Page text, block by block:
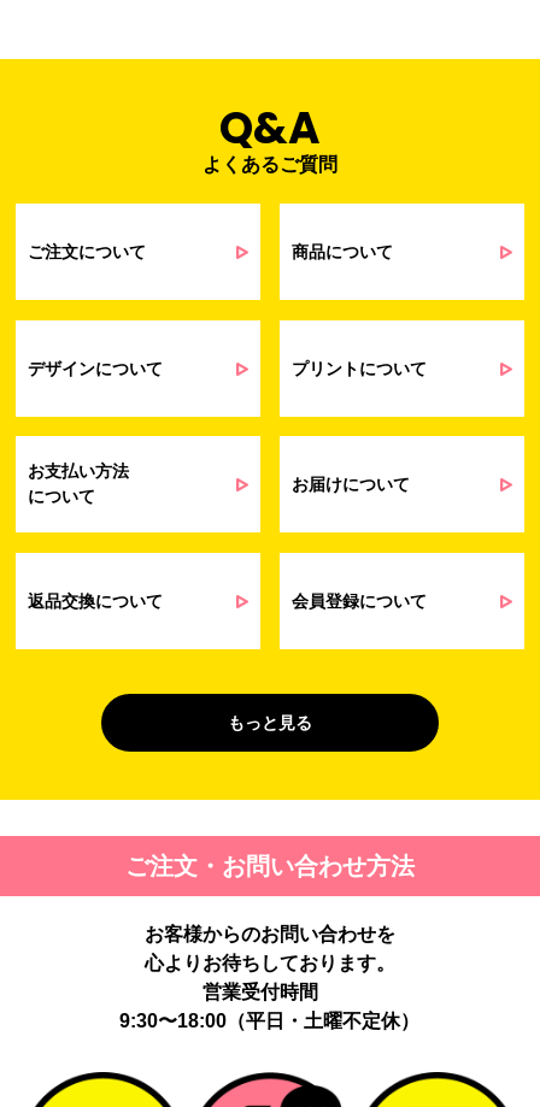
正当な事業遂行の範囲内で利用いたします。
個人情報の利用目的
会員管理業務
当社通信販売における受発注業務のため
るアンケート等の収集・分析・統計のため
せ業務に関するお取引先様との業務連絡や
契約・請求等の一連の手続きのため
提供するサービス（サポート業務を含む）
は営業およびマーケティング活動（セミナ
ターなど）に関連する情報を、電子メー
問い合わせへの対応のため
た場合のご対応のため
受託業務
（間接取得）
契約した小売店より委託された先への納
４. 個人情報を第三者に提供することが予定される場合の事項
第三者に提供する目的：パーソナライズ広告配信および効果測定・
最適化のため。
提供する個人情報の項目：Cookie 等の識別子、広告 ID、閲覧・行
動履歴、IP、ブラウザ・端末情報、（同意時）メールアドレス等の
提供の手段又は方法：当社ウェブサイトのタグ・SDK・API 等に
よる安全な電送、又は管理コンソールからの連携。
提供先：広告配信事業者（例：Google LLC等）。
個人情報の取り扱いに関する契約：提供先と個人情報取扱い契約
す。
Q&A
よくあるご質問
ご注文について 商品について
デザインについて プリントについて
お支払い方法
について
お届けについて
返品交換について 会員登録について
もっと見る
ご注文・お問い合わせ方法
お客様からのお問い合わせを
心よりお待ちしております。
営業受付時間
9:30〜18:00（平日・土曜不定休）